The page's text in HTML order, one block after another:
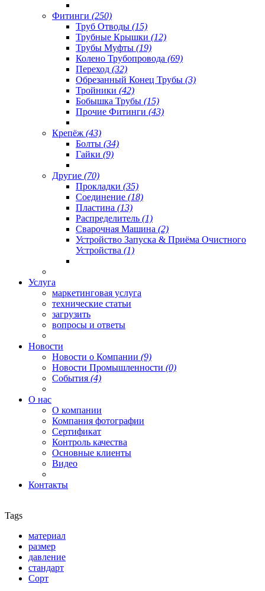
Фитинги (250)
Труб Отводы (15)
Трубные Крышки (12)
Трубы Муфты (19)
Колено Трубопровода (69)
Переход (32)
Обрезанный Конец Трубы (3)
Тройники (42)
Бобышка Трубы (15)
Прочие Фитинги (43)
Крепёж (43)
Болты (34)
Гайки (9)
Другие (70)
Прокладки (35)
Соединение (18)
Пластина (13)
Распределитель (1)
Сварочная Машина (2)
Устройство Запуска & Приёма Очистного
Устройства (1)
Услуга
маркетинговая услуга
технические статьи
загрузить
вопросы и ответы
Новости
Новости о Компании (9)
Новости Промышленности (0)
События (4)
О нас
О компании
Компания фотографии
Сертификат
Контроль качества
Основные клиенты
Видео
Контакты
Tags
материал
размер
давление
стандарт
Сорт